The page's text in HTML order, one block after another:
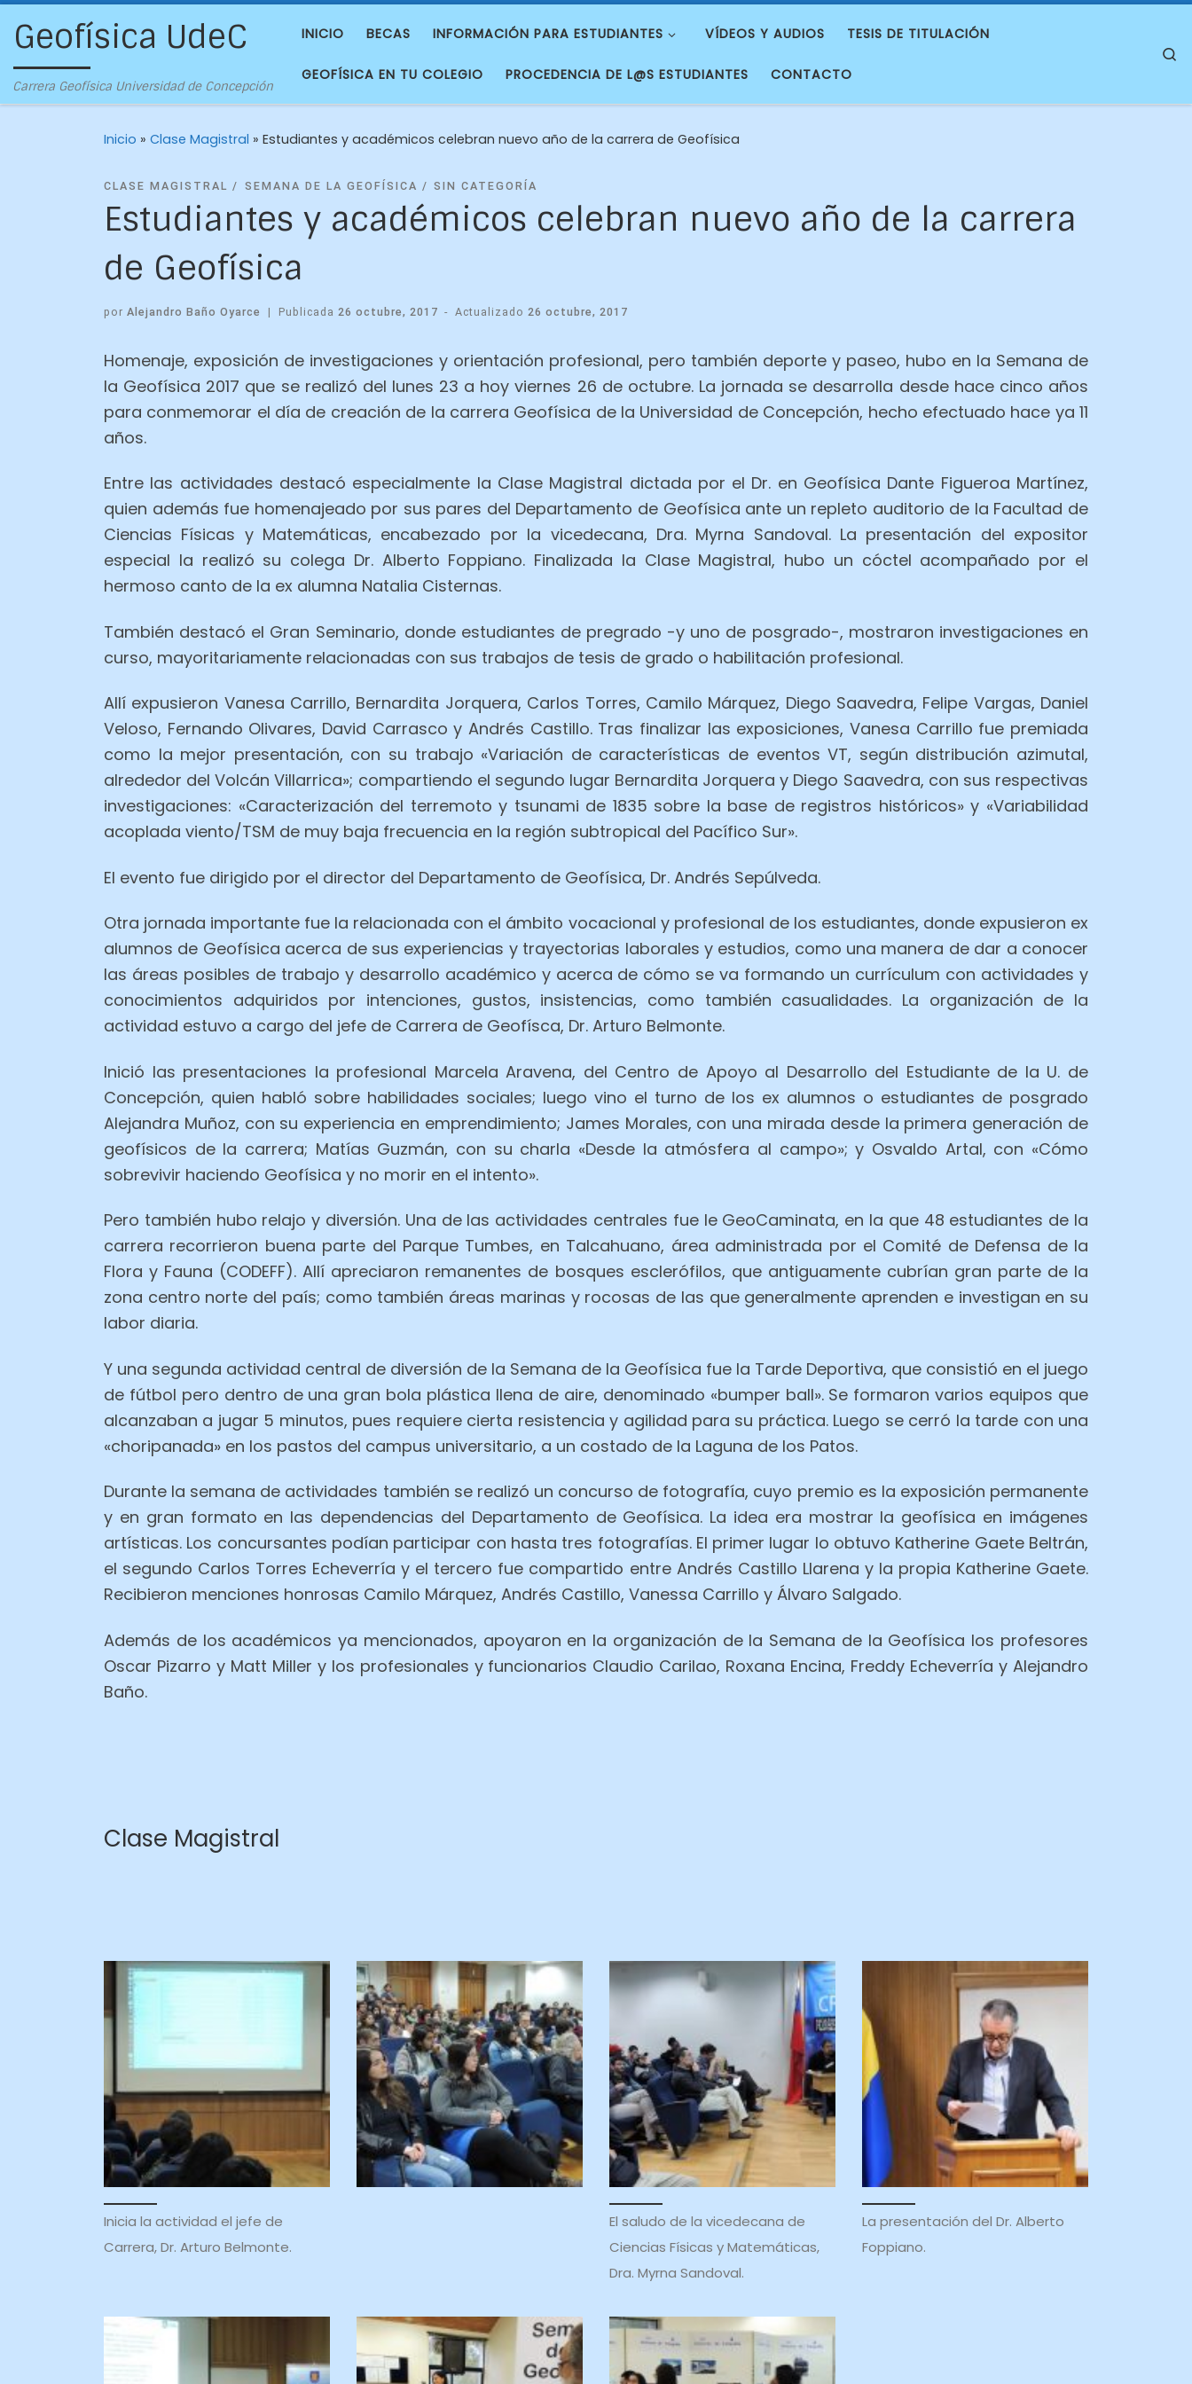
Geofísica UdeC
Carrera Geofísica Universidad de Concepción
INICIO BECAS INFORMACIÓN PARA ESTUDIANTES VÍDEOS Y AUDIOS TESIS DE TITULACIÓN
GEOFÍSICA EN TU COLEGIO PROCEDENCIA DE L@S ESTUDIANTES CONTACTO
Inicio » Clase Magistral » Estudiantes y académicos celebran nuevo año de la carrera de Geofísica
CLASE MAGISTRAL SEMANA DE LA GEOFÍSICA SIN CATEGORÍA
Estudiantes y académicos celebran nuevo año de la carrera
de Geofísica
por Alejandro Baño Oyarce | Publicada 26 octubre, 2017 - Actualizado26 octubre, 2017
Homenaje, exposición de investigaciones y orientación profesional, pero también deporte y paseo, hubo en la Semana de
la Geofísica 2017 que se realizó del lunes 23 a hoy viernes 26 de octubre. La jornada se desarrolla desde hace cinco años
para conmemorar el día de creación de la carrera Geofísica de la Universidad de Concepción, hecho efectuado hace ya 11
años.
Entre las actividades destacó especialmente la Clase Magistral dictada por el Dr. en Geofísica Dante Figueroa Martínez,
quien además fue homenajeado por sus pares del Departamento de Geofísica ante un repleto auditorio de la Facultad de
Ciencias Físicas y Matemáticas, encabezado por la vicedecana, Dra. Myrna Sandoval. La presentación del expositor
especial la realizó su colega Dr. Alberto Foppiano. Finalizada la Clase Magistral, hubo un cóctel acompañado por el
hermoso canto de la ex alumna Natalia Cisternas.
También destacó el Gran Seminario, donde estudiantes de pregrado -y uno de posgrado-, mostraron investigaciones en
curso, mayoritariamente relacionadas con sus trabajos de tesis de grado o habilitación profesional.
Allí expusieron Vanesa Carrillo, Bernardita Jorquera, Carlos Torres, Camilo Márquez, Diego Saavedra, Felipe Vargas, Daniel
Veloso, Fernando Olivares, David Carrasco y Andrés Castillo. Tras finalizar las exposiciones, Vanesa Carrillo fue premiada
como la mejor presentación, con su trabajo «Variación de características de eventos VT, según distribución azimutal,
alrededor del Volcán Villarrica»; compartiendo el segundo lugar Bernardita Jorquera y Diego Saavedra, con sus respectivas
investigaciones: «Caracterización del terremoto y tsunami de 1835 sobre la base de registros históricos» y «Variabilidad
acoplada viento/TSM de muy baja frecuencia en la región subtropical del Pacífico Sur».
El evento fue dirigido por el director del Departamento de Geofísica, Dr. Andrés Sepúlveda.
Otra jornada importante fue la relacionada con el ámbito vocacional y profesional de los estudiantes, donde expusieron ex
alumnos de Geofísica acerca de sus experiencias y trayectorias laborales y estudios, como una manera de dar a conocer
las áreas posibles de trabajo y desarrollo académico y acerca de cómo se va formando un currículum con actividades y
conocimientos adquiridos por intenciones, gustos, insistencias, como también casualidades. La organización de la
actividad estuvo a cargo del jefe de Carrera de Geofísca, Dr. Arturo Belmonte.
Inició las presentaciones la profesional Marcela Aravena, del Centro de Apoyo al Desarrollo del Estudiante de la U. de
Concepción, quien habló sobre habilidades sociales; luego vino el turno de los ex alumnos o estudiantes de posgrado
Alejandra Muñoz, con su experiencia en emprendimiento; James Morales, con una mirada desde la primera generación de
geofísicos de la carrera; Matías Guzmán, con su charla «Desde la atmósfera al campo»; y Osvaldo Artal, con «Cómo
sobrevivir haciendo Geofísica y no morir en el intento».
Pero también hubo relajo y diversión. Una de las actividades centrales fue le GeoCaminata, en la que 48 estudiantes de la
carrera recorrieron buena parte del Parque Tumbes, en Talcahuano, área administrada por el Comité de Defensa de la
Flora y Fauna (CODEFF). Allí apreciaron remanentes de bosques esclerófilos, que antiguamente cubrían gran parte de la
zona centro norte del país; como también áreas marinas y rocosas de las que generalmente aprenden e investigan en su
labor diaria.
Y una segunda actividad central de diversión de la Semana de la Geofísica fue la Tarde Deportiva, que consistió en el juego
de fútbol pero dentro de una gran bola plástica llena de aire, denominado «bumper ball». Se formaron varios equipos que
alcanzaban a jugar 5 minutos, pues requiere cierta resistencia y agilidad para su práctica. Luego se cerró la tarde con una
«choripanada» en los pastos del campus universitario, a un costado de la Laguna de los Patos.
Durante la semana de actividades también se realizó un concurso de fotografía, cuyo premio es la exposición permanente
y en gran formato en las dependencias del Departamento de Geofísica. La idea era mostrar la geofísica en imágenes
artísticas. Los concursantes podían participar con hasta tres fotografías. El primer lugar lo obtuvo Katherine Gaete Beltrán,
el segundo Carlos Torres Echeverría y el tercero fue compartido entre Andrés Castillo Llarena y la propia Katherine Gaete.
Recibieron menciones honrosas Camilo Márquez, Andrés Castillo, Vanessa Carrillo y Álvaro Salgado.
Además de los académicos ya mencionados, apoyaron en la organización de la Semana de la Geofísica los profesores
Oscar Pizarro y Matt Miller y los profesionales y funcionarios Claudio Carilao, Roxana Encina, Freddy Echeverría y Alejandro
Baño.
Clase Magistral
Inicia la actividad el jefe de
Carrera, Dr. Arturo Belmonte.
El saludo de la vicedecana de
Ciencias Físicas y Matemáticas,
Dra. Myrna Sandoval.
La presentación del Dr. Alberto
Foppiano.